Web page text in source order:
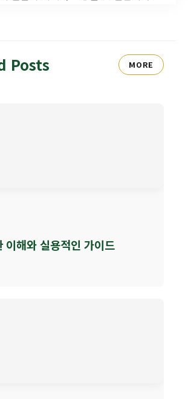
Posts MORE
이해와 실용적인 가이드